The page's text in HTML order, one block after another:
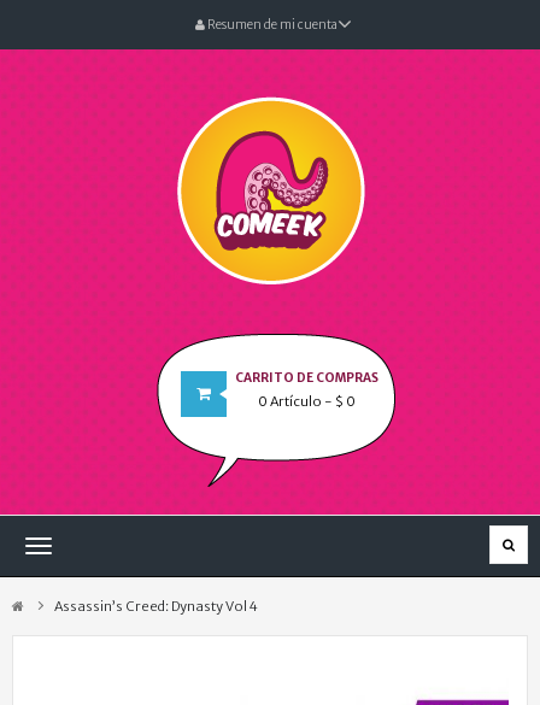
Resumen de mi cuenta
CARRITO DE COMPRAS
0 Artículo - $ 0
Navegación
Assassin’s Creed: Dynasty Vol 4